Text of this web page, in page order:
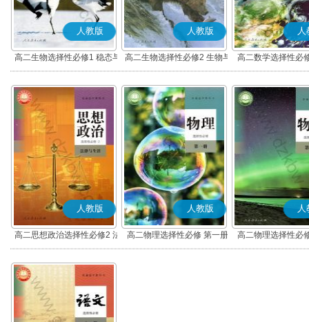
人教版
高二生物选择性必修1 稳态与
调节
人教版
高二生物选择性必修2 生物与
环境
人
高二数学选择性必
(A版)
人教版
高二思想政治选择性必修2 法
律与生活(部编版)
人教版
高二物理选择性必修 第一册
人
高二物理选择性必